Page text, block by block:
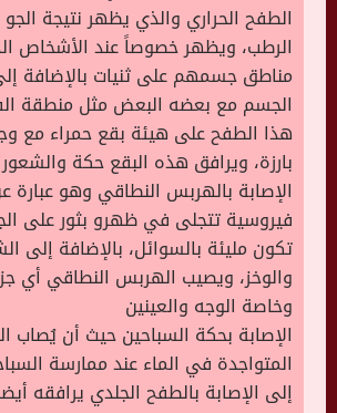
الطفح الحراري والذي يظهر نتيجة الجو
الرطب، ويظهر خصوصاً عند الأشخاص
مناطق جسمهم على ثنيات بالإضافة
الجسم مع بعضه البعض مثل منطقة
هذا الطفح على هيئة بقع حمراء مع
بارزة، ويرافق هذه البقع حكة
الإصابة بالهربس النطاقي وهو
فيروسية تتجلى في ظهرو بثور على
تكون مليئة بالسوائل، بالإضافة إلى
والوخز، ويصيب الهربس النطاقي أي
وخاصة الوجه والعينين
الإصابة بحكة السباحين حيث أن يُصاب
المتواجدة في الماء عند ممارسة
إلى الإصابة بالطفح الجلدي يرافقه